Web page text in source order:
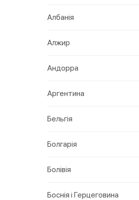
Албанія
Алжир
Андорра
Аргентина
Бельгія
Болгарія
Болівія
Боснія і Герцеговина